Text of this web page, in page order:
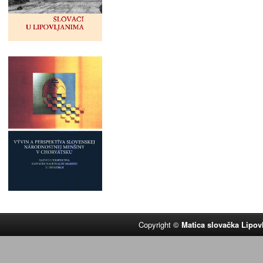
Copyright ©Matica slovačka